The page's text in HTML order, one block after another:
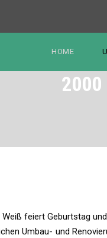
HOME
2000
feiert Geburtstag
Umbau- und